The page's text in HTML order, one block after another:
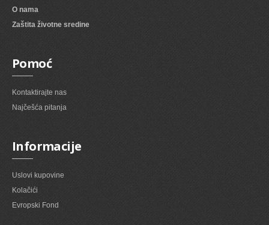
O nama
Zaštita životne sredine
Pomoć
Kontaktirajte nas
Najčešća pitanja
Informacije
Uslovi kupovine
Kolačići
Evropski Fond